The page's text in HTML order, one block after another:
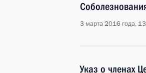
3 марта 2016 года,
Указ о членах